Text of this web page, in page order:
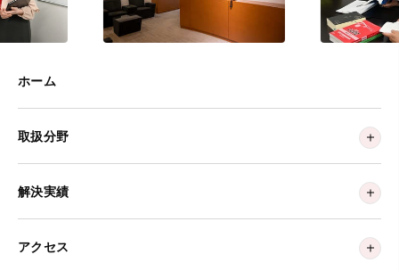
ホーム
取扱分野
解決実績
アクセス